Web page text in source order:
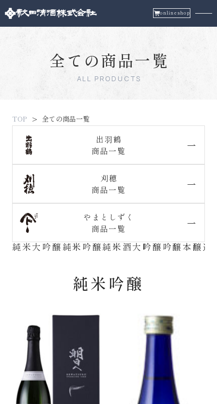
onlineshop
全ての商品一覧
ALL PRODUCTS
TOP 全ての商品一覧
出羽鶴
商品一覧
刈穂
商品一覧
やまとしずく
商品一覧
純米大吟醸純米吟醸純米酒大吟醸吟醸本醸造
純米吟醸